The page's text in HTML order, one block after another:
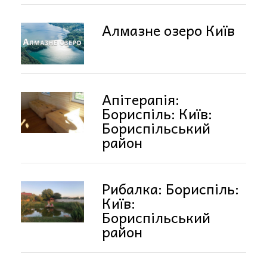
Алмазне озеро Київ
Апітерапія:
Бориспіль: Київ:
Бориспільський
район
Рибалка: Бориспіль:
Київ:
Бориспільський
район